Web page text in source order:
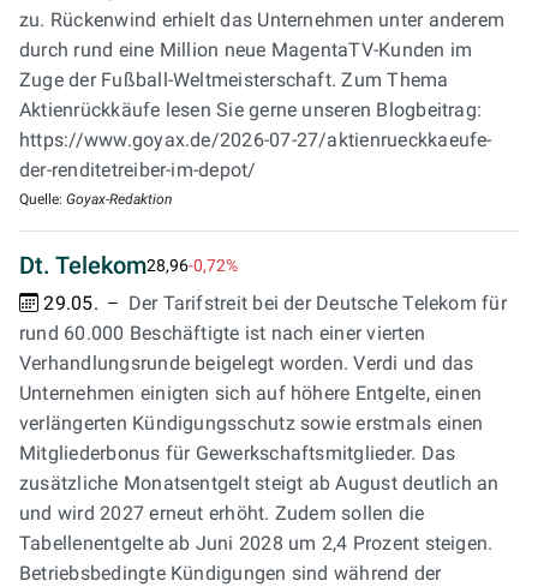
zu. Rückenwind erhielt das Unternehmen unter anderem
durch rund eine Million neue MagentaTV-Kunden im
Zuge der Fußball-Weltmeisterschaft. Zum Thema
Aktienrückkäufe lesen Sie gerne unseren Blogbeitrag:
https://www.goyax.de/2026-07-27/aktienrueckkaeufe-
der-renditetreiber-im-depot/
Quelle: Goyax-Redaktion
Dt. Telekom28,96-0,72%
29.05.
Der Tarifstreit bei der Deutsche Telekom für
rund 60.000 Beschäftigte ist nach einer vierten
Verhandlungsrunde beigelegt worden. Verdi und das
Unternehmen einigten sich auf höhere Entgelte, einen
verlängerten Kündigungsschutz sowie erstmals einen
Mitgliederbonus für Gewerkschaftsmitglieder. Das
zusätzliche Monatsentgelt steigt ab August deutlich an
und wird 2027 erneut erhöht. Zudem sollen die
Tabellenentgelte ab Juni 2028 um 2,4 Prozent steigen.
Betriebsbedingte Kündigungen sind während der